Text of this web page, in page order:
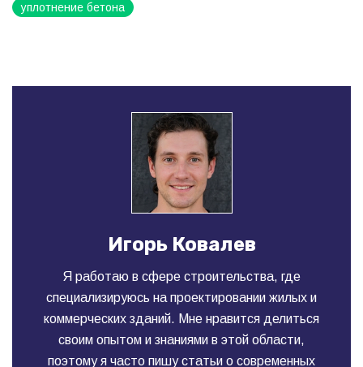
уплотнение бетона
Игорь Ковалев
Я работаю в сфере строительства, где
специализируюсь на проектировании жилых и
коммерческих зданий. Мне нравится делиться
своим опытом и знаниями в этой области,
поэтому я часто пишу статьи о современных